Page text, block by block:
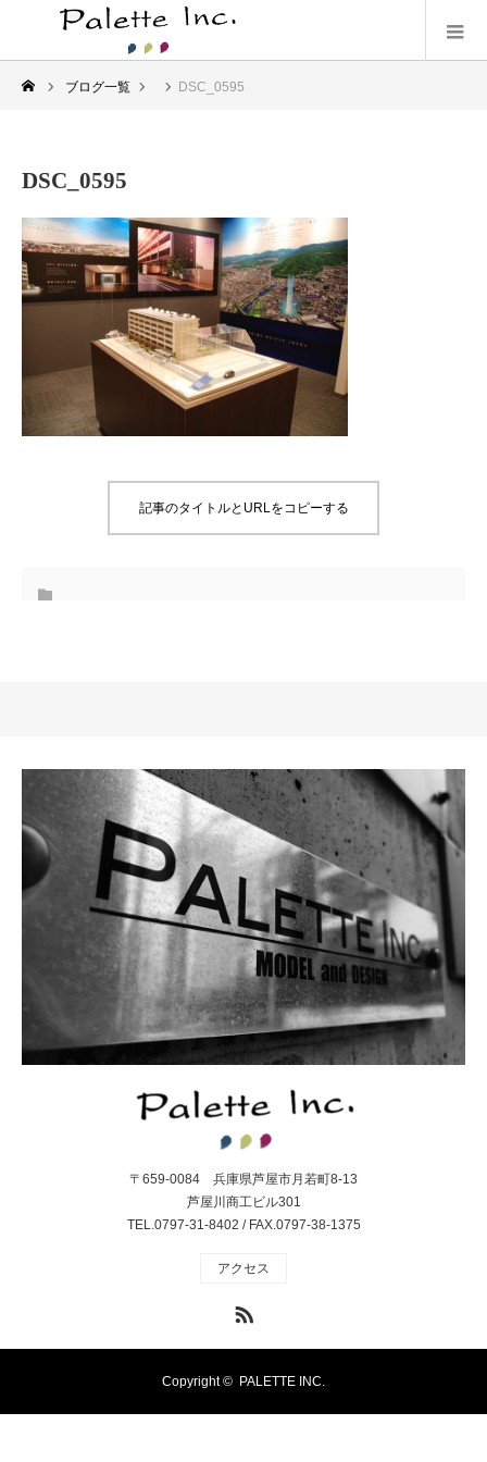
ブログ一覧 DSC_0595
DSC_0595
記事のタイトルとURLをコピーする
〒659-0084 兵庫県芦屋市月若町8-13
芦屋川商工ビル301
TEL.0797-31-8402 / FAX.0797-38-1375
アクセス
Copyright © PALETTE INC.